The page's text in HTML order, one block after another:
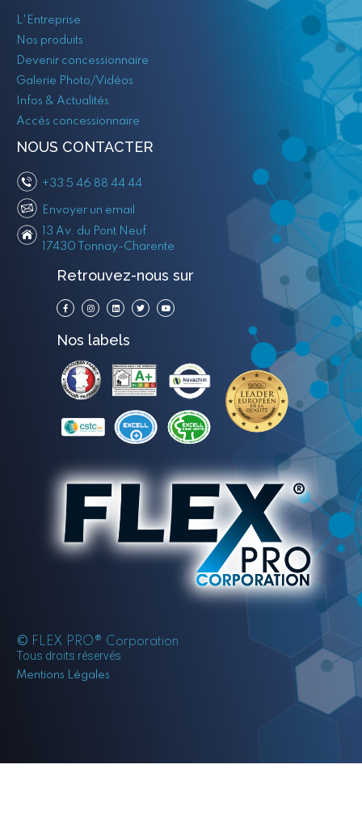
L'Entreprise
Nos produits
Devenir concessionnaire
Galerie Photo/Vidéos
Infos & Actualités
Accès concessionnaire
NOUS CONTACTER
+33 5 46 88 44 44
Envoyer un email
13 Av. du Pont Neuf
17430 Tonnay-Charente
Retrouvez-nous sur
Nos labels
© FLEX PRO® Corporation
Tous droits réservés
Mentions Légales